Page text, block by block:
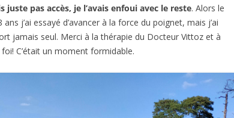
juste pas accès, je l’avais enfoui avec le reste. Alors le
j’ai essayé d’avancer à la force du poignet, mais j’ai
jamais seul. Merci à la thérapie du Docteur Vittoz et à
C’était un moment formidable.